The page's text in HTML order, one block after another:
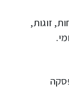
זוגות,